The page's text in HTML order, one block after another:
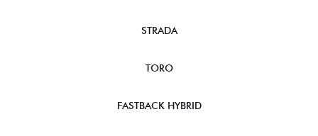
STRADA
TORO
FASTBACK HYBRID